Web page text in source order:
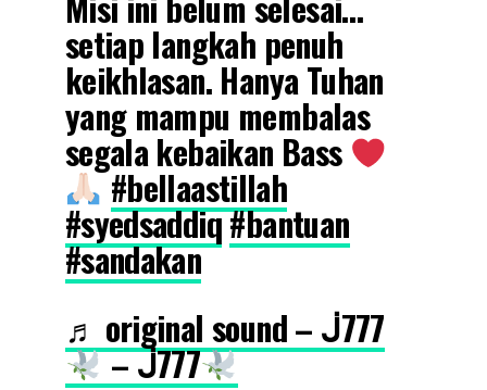
setiap langkah penuh
keikhlasan. Hanya Tuhan
yang mampu membalas
segala kebaikan Bass
#bellaastillah
#syedsaddiq#bantuan
#sandakan
♬ original sound – ᒎ777
– ᒎ777